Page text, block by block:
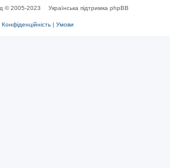
© 2005-2023 Українська підтримка phpBB
Конфіденційність | Умови